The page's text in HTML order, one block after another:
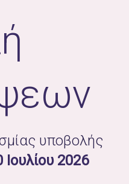
υποβολής
Ιουλίου 2026